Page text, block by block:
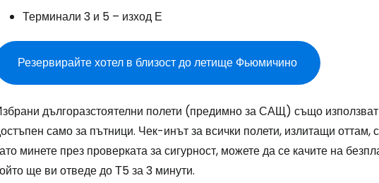
Терминали 3 и 5 – изход Е
Резервирайте хотел в близост до летище Фьюмичино
дългоразстоятелни полети (предимно за САЩ) също използват
само за пътници. Чек-инът за всички полети, излитащи
минете през проверката за сигурност, можете да се качите на
ще ви отведе до Т5 за 3 минути.